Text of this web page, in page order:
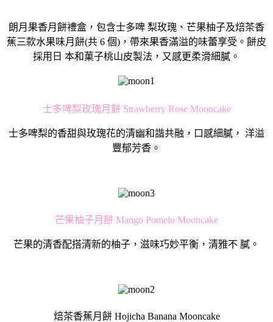
朗⽉果⾹⽉餅禮盒，包含⼠多啤 梨玫瑰、芒果柚⼦及焙茶⾹
蕉三款⽔果味⽉餅(共 6 個)，帶來果⾹滿溢的味蕾享受。餅⽪
採⽤⽇ 本和菓⼦桃山⽪製法，⼜感更柔滑細膩。
士多啤梨玫瑰月餅 Strawberry Rose Mooncake
士多啤梨的香甜與玫瑰花的清幽和諧共融，口感細膩， 洋溢
豐郁芳香。
芒果柚子月餅 Mango Pomelo Mooncake
芒果的清香配搭清新的柚子，滋味巧妙平衡，清雅不 膩。
焙茶香蕉月餅 Hojicha Banana Mooncake